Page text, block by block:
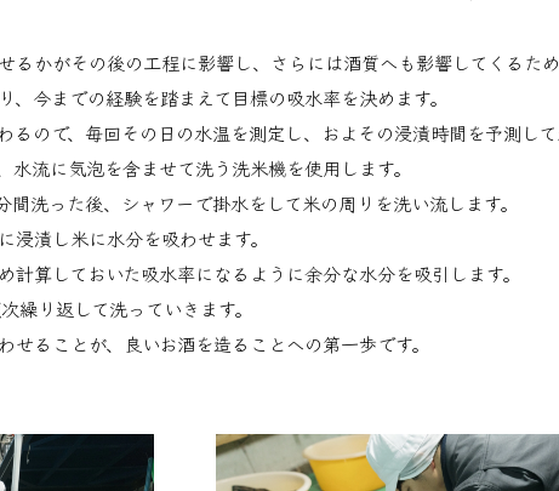
るかがその後の工程に影響し、さらには酒質へも影響してくるた
、今までの経験を踏まえて目標の吸水率を決めます。
るので、毎回その日の水温を測定し、およその浸漬時間を予測して
流に気泡を含ませて洗う洗米機を使用します。
洗った後、シャワーで掛水をして米の周りを洗い流します。
浸漬し米に水分を吸わせます。
計算しておいた吸水率になるように余分な水分を吸引します。
繰り返して洗っていきます。
せることが、良いお酒を造ることへの第一歩です。